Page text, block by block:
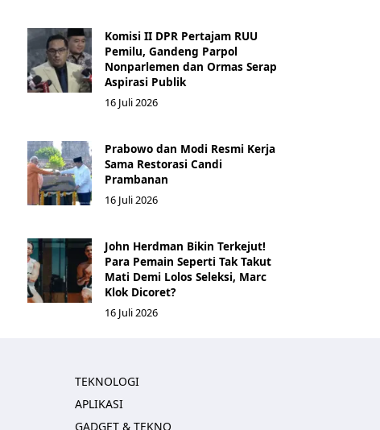
Komisi II DPR Pertajam RUU
Pemilu, Gandeng Parpol
Nonparlemen dan Ormas Serap
Aspirasi Publik
16 Juli 2026
Prabowo dan Modi Resmi Kerja
Sama Restorasi Candi
Prambanan
16 Juli 2026
John Herdman Bikin Terkejut!
Para Pemain Seperti Tak Takut
Mati Demi Lolos Seleksi, Marc
Klok Dicoret?
16 Juli 2026
TEKNOLOGI
APLIKASI
GADGET & TEKNO